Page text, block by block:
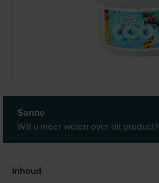
Sanne
Wilt u meer weten over dit product?
Selecteer
Inhoud